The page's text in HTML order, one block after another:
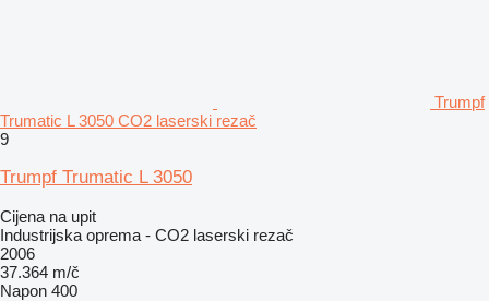
Trumpf
Trumatic L 3050 CO2 laserski rezač
9
Trumpf Trumatic L 3050
Cijena na upit
Industrijska oprema - CO2 laserski rezač
2006
37.364 m/č
Napon 400